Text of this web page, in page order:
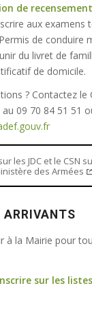
de recensement
aux examens
de conduire
du livret de
de domicile.
? Contactez le
09 70 84 51 51
les JDC et le CSN
des Armées
ARRIVANTS
à la Mairie pour
sur les